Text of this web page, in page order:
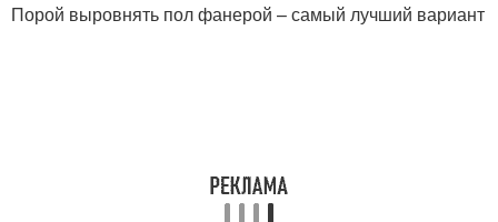
Порой выровнять пол фанерой – самый лучший вариант